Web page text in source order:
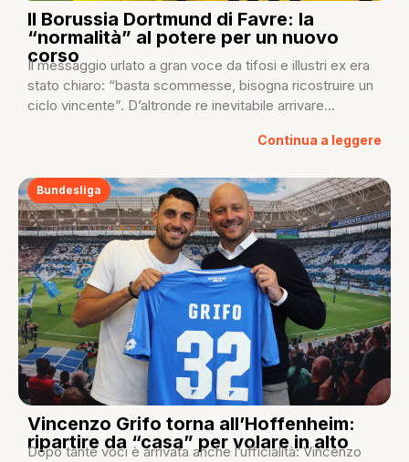
Il Borussia Dortmund di Favre: la
“normalità” al potere per un nuovo
corso
Il messaggio urlato a gran voce da tifosi e illustri ex era
stato chiaro: “basta scommesse, bisogna ricostruire un
ciclo vincente”. D’altronde re inevitabile arrivare...
Continua a leggere
Bundesliga
Vincenzo Grifo torna all’Hoffenheim:
ripartire da “casa” per volare in alto
Dopo tante voci è arrivata anche l’ufficialità: Vincenzo